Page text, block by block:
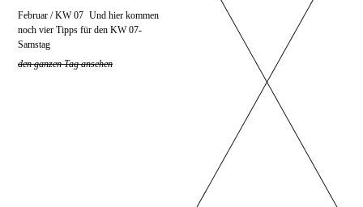
Februar / KW 07 Und hier kommen
noch vier Tipps für den KW 07-
Samstag
den ganzen Tag ansehen